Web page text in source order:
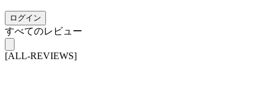
ログイン
すべてのレビュー
[ALL-REVIEWS]